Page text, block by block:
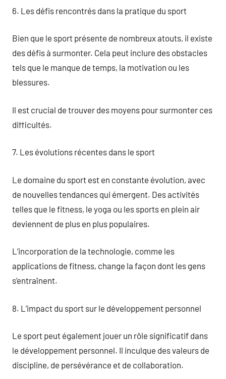
6. Les défis rencontrés dans la pratique du sport
Bien que le sport présente de nombreux atouts, il existe
des défis à surmonter. Cela peut inclure des obstacles
tels que le manque de temps, la motivation ou les
blessures.
Il est crucial de trouver des moyens pour surmonter ces
difficultés.
7. Les évolutions récentes dans le sport
Le domaine du sport est en constante évolution, avec
de nouvelles tendances qui émergent. Des activités
telles que le fitness, le yoga ou les sports en plein air
deviennent de plus en plus populaires.
L’incorporation de la technologie, comme les
applications de fitness, change la façon dont les gens
s’entraînent.
8. L’impact du sport sur le développement personnel
Le sport peut également jouer un rôle significatif dans
le développement personnel. Il inculque des valeurs de
discipline, de persévérance et de collaboration.